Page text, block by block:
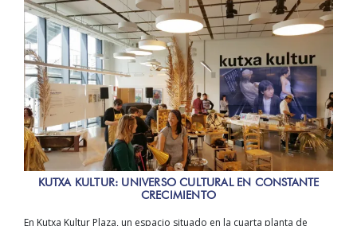
KUTXA KULTUR: UNIVERSO CULTURAL EN CONSTANTE
CRECIMIENTO
En Kutxa Kultur Plaza, un espacio situado en la cuarta planta de